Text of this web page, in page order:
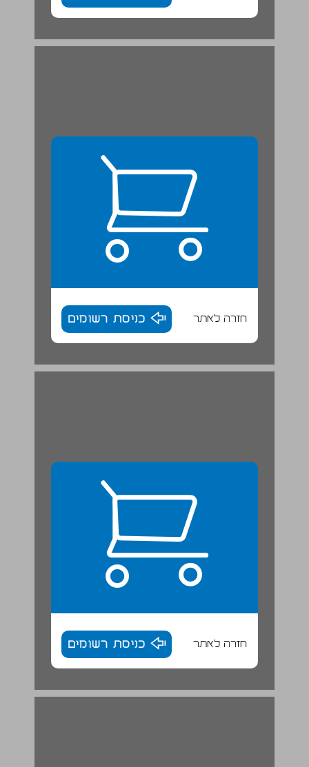
חזרה לאתר כניסת רשומים
חזרה לאתר כניסת רשומים
קורות העיר ותדמיתה במקרא ... 19